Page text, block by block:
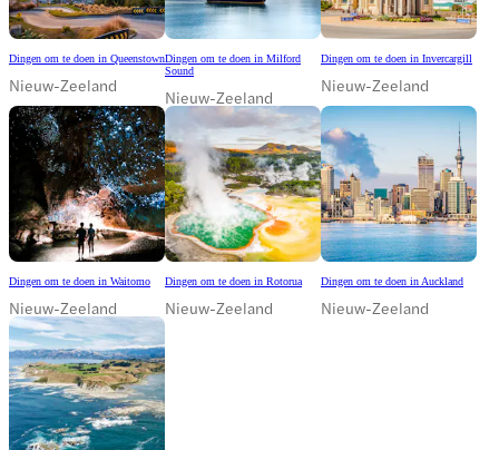
Dingen om te doen in Queenstown
Nieuw-Zeeland
Dingen om te doen in Milford
Sound
Nieuw-Zeeland
Dingen om te doen in Invercargill
Nieuw-Zeeland
Dingen om te doen in Waitomo
Nieuw-Zeeland
Dingen om te doen in Rotorua
Nieuw-Zeeland
Dingen om te doen in Auckland
Nieuw-Zeeland